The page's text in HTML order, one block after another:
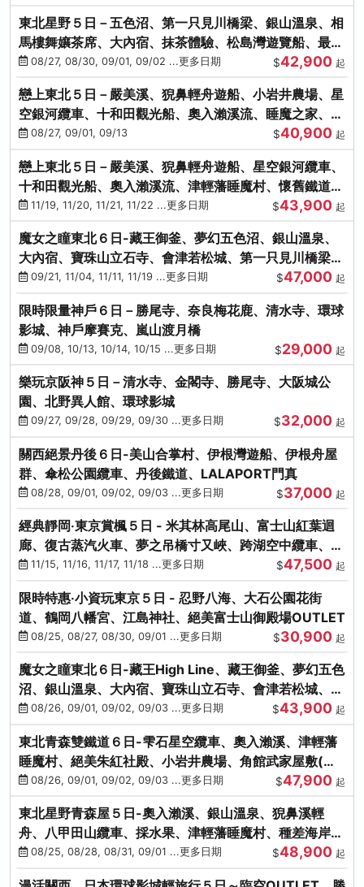
東北星野５日－五色沼、第一只見川橋梁、銀山溫泉、相
馬樓舞孃茶席、大內宿、抹茶體驗、松島灣遊覽船、最上
川輕舟、螃蟹御膳
08/27, 08/30, 09/01, 09/02 ...更多日期 $42,900 起
戀上東北５日－嚴美溪、猊鼻輕舟遊船、小岩井農場、星
空銀河纜車、十和田觀光船、奧入瀨溪流、睡魔之家、朱
紅社殿（仙台／青森）
08/27, 09/01, 09/13 $40,900 起
戀上東北５日－嚴美溪、猊鼻輕舟遊船、星空銀河纜車、
十和田觀光船、奧入瀨溪流、津輕藩睡魔村、懷舊鐵道
（青森／仙台）
11/19, 11/20, 11/21, 11/22 ...更多日期 $43,900 起
魔女之瞳東北６日-藏王御釜、夢幻五色沼、銀山溫泉、
大內宿、寶珠山立石寺、會津若松城、第一只見川橋梁、
燒肉吃到飽
09/21, 11/04, 11/11, 11/19 ...更多日期 $47,000 起
限時限量神戶６日－勝尾寺、奈良梅花鹿、清水寺、環球
影城、神戶摩賽克、嵐山渡月橋
09/08, 10/13, 10/14, 10/15 ...更多日期 $29,000 起
樂玩京阪神５日－清水寺、金閣寺、勝尾寺、大阪城公
園、北野異人館、環球影城
09/27, 09/28, 09/29, 09/30 ...更多日期 $32,000 起
關西絕景丹後６日-美山合掌村、伊根灣遊船、伊根舟屋
群、傘松公園纜車、丹後鐵道、LALAPORT門真
08/28, 09/01, 09/02, 09/03 ...更多日期 $37,000 起
經典靜岡‧東京賞楓５日 - 米其林高尾山、富士山紅葉迴
廊、復古蒸汽火車、夢之吊橋寸又峽、跨湖空中纜車、抹
茶體驗、三溪園
11/15, 11/16, 11/17, 11/18 ...更多日期 $47,500 起
限時特惠‧小資玩東京５日 - 忍野八海、大石公園花街
道、鶴岡八幡宮、江島神社、絕美富士山御殿場OUTLET
08/25, 08/27, 08/30, 09/01 ...更多日期 $30,900 起
魔女之瞳東北６日-藏王High Line、藏王御釜、夢幻五色
沼、銀山溫泉、大內宿、寶珠山立石寺、會津若松城、燒
肉吃到飽
08/26, 09/01, 09/02, 09/03 ...更多日期 $43,900 起
東北青森雙鐵道６日-雫石星空纜車、奧入瀨溪、津輕藩
睡魔村、絕美朱紅社殿、小岩井農場、角館武家屋敷(不
進免稅店)
08/26, 09/01, 09/02, 09/03 ...更多日期 $47,900 起
東北星野青森屋５日-奧入瀨溪、銀山溫泉、猊鼻溪輕
舟、八甲田山纜車、採水果、津輕藩睡魔村、種差海岸、
法式料理(不進免稅店)
08/25, 08/28, 08/31, 09/01 ...更多日期 $48,900 起